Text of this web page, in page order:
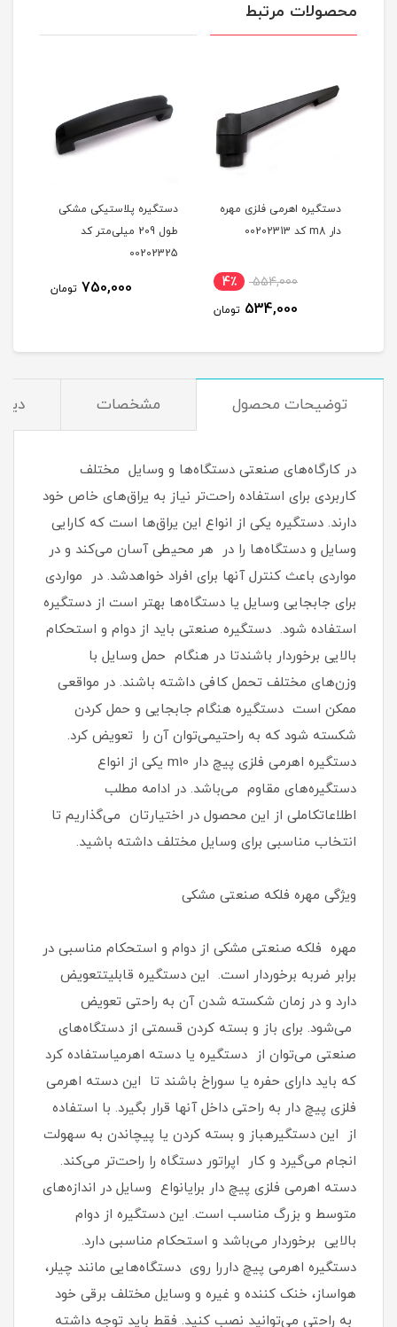
محصولات مرتبط
دستگیره اهرمی فلزی مهره
دار m8 کد 00202313
554,000 4٪
534,000 تومان
دستگیره پلاستیکی مشکی
طول 209 میلی‌متر کد
00202325
750,000 تومان
توضیحات محصول مشخصات
در کارگاه‌های صنعتی دستگاه‌ها و وسایل مختلف
کاربردی برای استفاده راحت‌تر نیاز به یراق‌های خاص خود
دارند. دستگیره یکی از انواع این یراق‌ها است که کارایی
وسایل و دستگاه‌ها را در هر محیطی آسان می‌کند و در
مواردی باعث کنترل آنها برای افراد خواهدشد. در مواردی
برای جابجایی وسایل یا دستگاه‌ها بهتر است از دستگیره
استفاده شود. دستگیره صنعتی باید از دوام و استحکام
بالایی برخوردار باشندتا در هنگام حمل وسایل با
وزن‌های مختلف تحمل کافی داشته باشند. در مواقعی
ممکن است دستگیره هنگام جابجایی و حمل کردن
شکسته شود که به راحتیمی‌توان آن را تعویض کرد.
دستگیره اهرمی فلزی پیچ دار m10 یکی از انواع
دستگیره‌های مقاوم می‌باشد. در ادامه مطلب
اطلاعاتکاملی از این محصول در اختیارتان می‌گذاریم تا
انتخاب مناسبی برای وسایل مختلف داشته باشید.
ویژگی‌ مهره فلکه صنعتی مشکی
مهره فلکه صنعتی مشکی از دوام و استحکام مناسبی در
برابر ضربه برخوردار است. این دستگیره قابلیتتعویض
دارد و در زمان شکسته شدن آن به راحتی تعویض
می‌شود. برای باز و بسته کردن قسمتی از دستگاه‌های
صنعتی می‌توان از دستگیره یا دسته اهرمیاستفاده کرد
که باید دارای حفره یا سوراخ باشند تا این دسته اهرمی
فلزی پیچ دار به راحتی داخل آنها قرار بگیرد. با استفاده
از این دستگیرهباز و بسته کردن یا پیچاندن به سهولت
انجام می‌گیرد و کار اپراتور دستگاه را راحت‌تر می‌کند.
دسته اهرمی فلزی پیچ دار برایانواع وسایل در اندازه‌های
متوسط و بزرگ مناسب است. این دستگیره از دوام
بالایی برخوردار می‌باشد و استحکام مناسبی دارد.
دستگیره اهرمی پیچ داررا روی دستگاه‌هایی مانند چیلر،
هواساز، خنک کننده و غیره و وسایل مختلف برقی خود
به راحتی می‌توانید نصب کنید. فقط باید توجه داشته